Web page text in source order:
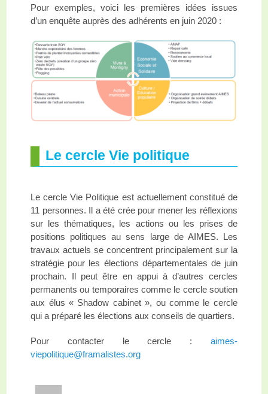
Pour exemples, voici les premières idées issues
d’un enquête auprès des adhérents en juin 2020 :
Le cercle Vie politique
Le cercle Vie Politique est actuellement constitué de
11 personnes. Il a été crée pour mener les réflexions
sur les thématiques, les actions ou les prises de
positions politiques au sens large de AIMES. Les
travaux actuels se concentrent principalement sur la
stratégie pour les élections départementales de juin
prochain. Il peut être en appui à d’autres cercles
permanents ou temporaires comme le cercle soutien
aux élus « Shadow cabinet », ou comme le cercle
qui a préparé les élections aux conseils de quartiers.
Pour contacter le cercle : aimes-
viepolitique@framalistes.org